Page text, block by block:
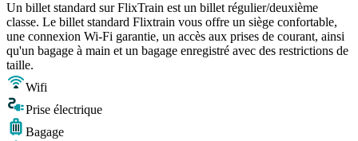
Un billet standard sur FlixTrain est un billet régulier/deuxième
classe. Le billet standard Flixtrain vous offre un siège confortable,
une connexion Wi-Fi garantie, un accès aux prises de courant, ainsi
qu'un bagage à main et un bagage enregistré avec des restrictions de
taille.
Wifi
Prise électrique
Bagage